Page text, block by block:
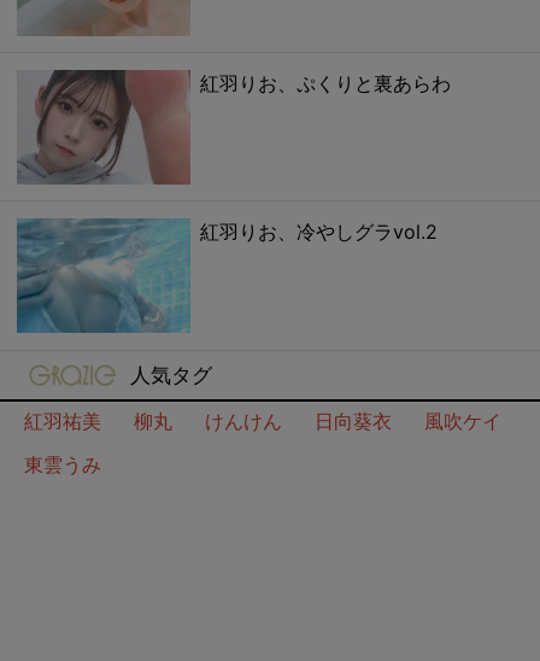
紅羽りお、ぷくりと裏あらわ
紅羽りお、冷やしグラvol.2
gravure-grazie
人気タグ
紅羽祐美
柳丸 けんけん 日向葵衣
風吹ケイ
東雲うみ